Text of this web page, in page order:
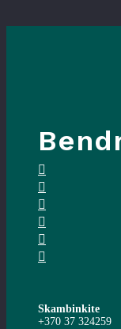
Skambinkite
+370 37 324259